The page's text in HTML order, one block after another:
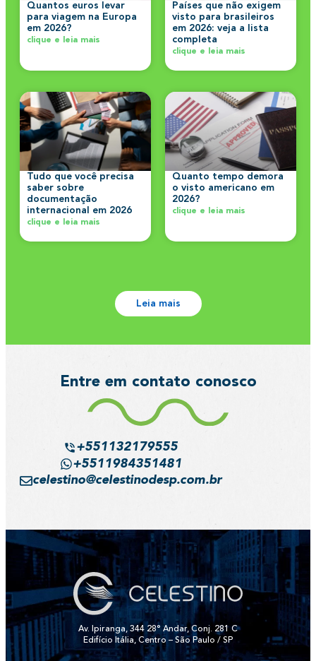
Quantos euros levar
para viagem na Europa
em 2026?
clique e leia mais
Países que não exigem
visto para brasileiros
em 2026: veja a lista
completa
clique e leia mais
Tudo que você precisa
saber sobre
documentação
internacional em 2026
clique e leia mais
Quanto tempo demora
o visto americano em
2026?
clique e leia mais
Leia mais
Entre em contato conosco
+551132179555
+5511984351481
celestino@celestinodesp.com.br
Av. Ipiranga, 344 28° Andar, Conj. 281 C
Edifício Itália, Centro – São Paulo / SP